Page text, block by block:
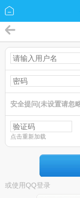
安全提问(未设置请忽
点击重新加载
或使用QQ登录